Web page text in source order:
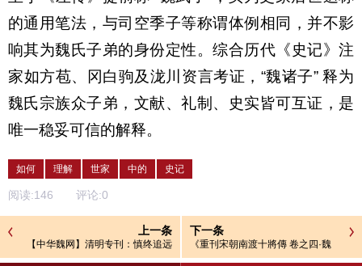
的通用笔法，与司空季子等称谓体例相同，并不影
响其为魏氏子弟的身份定性。综合历代《史记》注
家如方苞、冈白驹及泷川资言考证， “魏诸子” 释为
魏氏宗族众子弟，文献、礼制、史实皆可互证，是
唯一稳妥可信的解释。
如何 理解 世家 中的 史记
阅读:146 评论:0
上一条
【中华魏网】清明专刊：慎终追远
文脉永续 文明祭祖倡议书
下一条
《重刊宋朝南渡十將傳 卷之四·魏
勝》白話文注釋